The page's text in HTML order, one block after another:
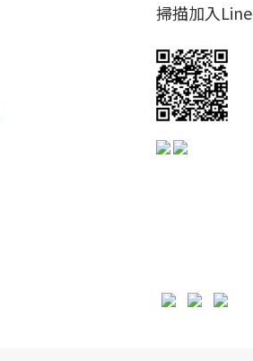
掃描加入Line